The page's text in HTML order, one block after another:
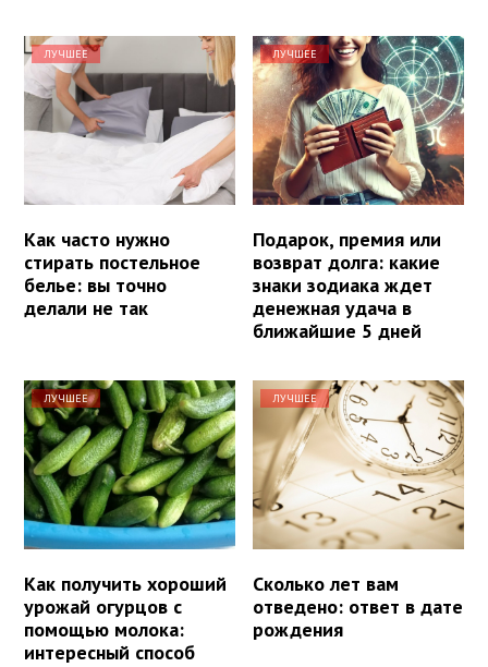
ЛУЧШЕЕ
Как часто нужно
стирать постельное
белье: вы точно
делали не так
ЛУЧШЕЕ
Подарок, премия или
возврат долга: какие
знаки зодиака ждет
денежная удача в
ближайшие 5 дней
ЛУЧШЕЕ
Как получить хороший
урожай огурцов с
помощью молока:
интересный способ
ЛУЧШЕЕ
Сколько лет вам
отведено: ответ в дате
рождения